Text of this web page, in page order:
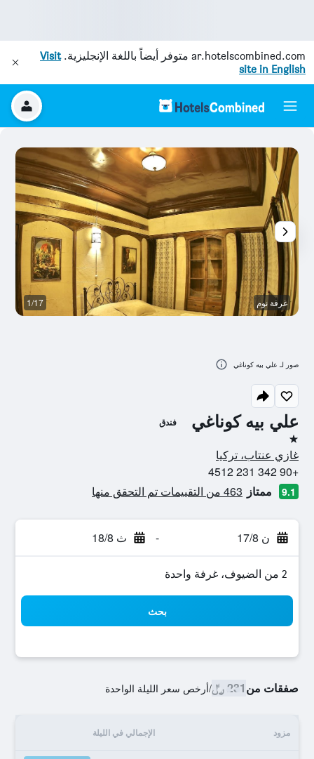
ar.hotelscombined.com متوفر أيضاً باللغة الإنجليزية.Visit
site in English
علي بيه كوناغي فندق
نجمة واحدة
غازي عنتاب، تركيا
+90 342 231 4512
9.1 ممتاز 463 من التقييمات تم التحقق منها
ن 17/8 - ث 18/8
2 من الضيوف، غرفة واحدة
بحث
صفقات من231 ﷼ /أرخص سعر الليلة الواحدة
مزود الإجمالي في الليلة
غرفة نوم 1/17
صور لـ علي بيه كوناغي